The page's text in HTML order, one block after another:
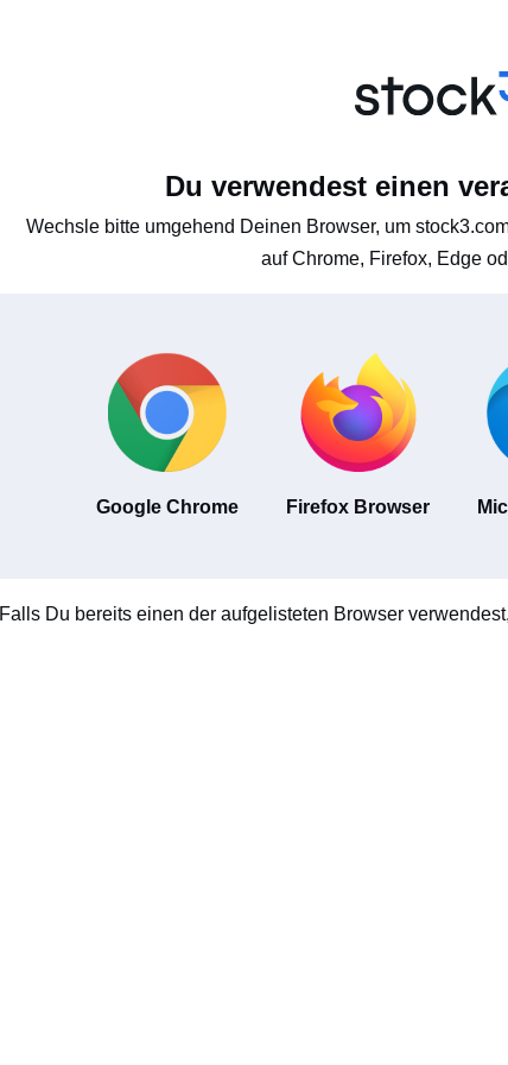
Du verwendest einen
Wechsle bitte umgehend Deinen Browser, um
auf Chrome, Firefox, Edge
Google Chrome Firefox Browser
Falls Du bereits einen der aufgelisteten Browser